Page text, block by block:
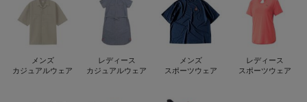
メンズ
カジュアルウェア
レディース
カジュアルウェア
メンズ
スポーツウェア
レディース
スポーツウェア